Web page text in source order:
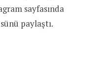
sayfasında
paylaştı.